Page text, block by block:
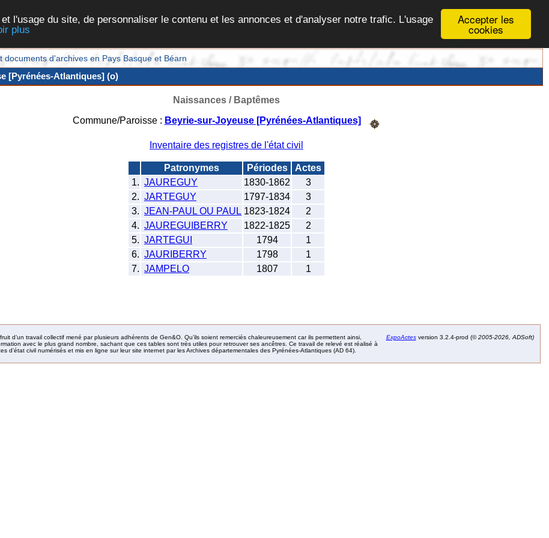
Accepter les
cookies
l'usage du site, de personnaliser le contenu et les annonces et d'analyser notre trafic. L'usage
plus
d'archives en Pays Basque et Béarn
[Pyrénées-Atlantiques] (o)
Naissances / Baptêmes
Commune/Paroisse : Beyrie-sur-Joyeuse [Pyrénées-Atlantiques]
Inventaire des registres de l'état civil
Patronymes Périodes
Actes
1. JAUREGUY 1830-1862
3
2. JARTEGUY 1797-1834
3
3. JEAN-PAUL OU PAUL 1823-1824
2
4. JAUREGUIBERRY 1822-1825
2
5. JARTEGUI 1794
1
6. JAURIBERRY 1798
1
7. JAMPELO 1807 1
d’un travail collectif mené par plusieurs adhérents de Gen&O. Qu’ils soient remerciés chaleureusement car ils permettent ainsi,
avec le plus grand nombre, sachant que ces tables sont très utiles pour retrouver ses ancêtres. Ce travail de relevé est réalisé à
d’état civil numérisés et mis en ligne sur leur site internet par les Archives départementales des Pyrénées-Atlantiques (AD 64).
ExpoActesversion 3.2.4-prod (©2005-2026, ADSoft)